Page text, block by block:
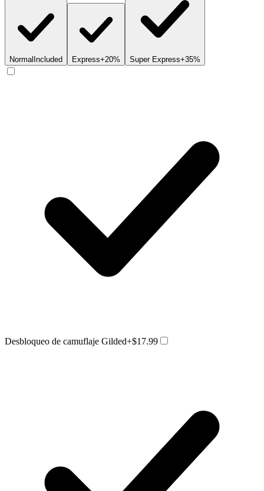
Normal Included Express+20% Super Express+35%
Desbloqueo de camuflaje Gilded+$17.99